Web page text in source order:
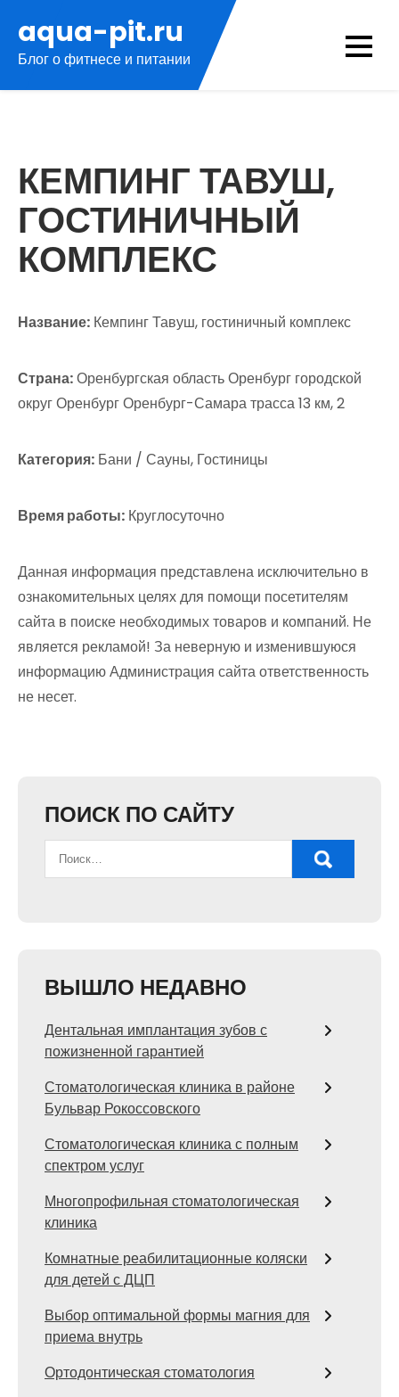
содержимому
aqua-pit.ru
Блог о фитнесе и питании
КЕМПИНГ ТАВУШ,
ГОСТИНИЧНЫЙ
КОМПЛЕКС
Название: Кемпинг Тавуш, гостиничный комплекс
Страна:Оренбургская область Оренбург городской
округ Оренбург Оренбург-Самара трасса 13 км, 2
Категория: Бани / Сауны, Гостиницы
Время работы: Круглосуточно
Данная информация представлена исключительно в
ознакомительных целях для помощи посетителям
сайта в поиске необходимых товаров и компаний. Не
является рекламой! За неверную и изменившуюся
информацию Администрация сайта ответственность
не несет.
ПОИСК ПО САЙТУ
ВЫШЛО НЕДАВНО
Дентальная имплантация зубов с
пожизненной гарантией
Стоматологическая клиника в районе
Бульвар Рокоссовского
Стоматологическая клиника с полным
спектром услуг
Многопрофильная стоматологическая
клиника
Комнатные реабилитационные коляски
для детей с ДЦП
Выбор оптимальной формы магния для
приема внутрь
Ортодонтическая стоматология